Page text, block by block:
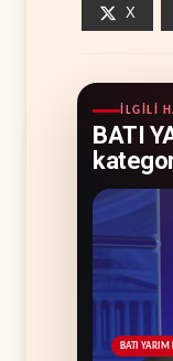
X
İLGILI
BATI
BATI YARIM